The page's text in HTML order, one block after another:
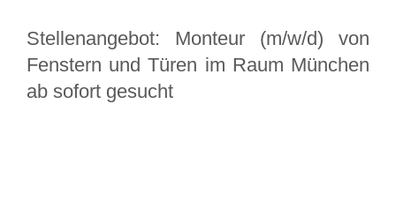
Stellenangebot: Monteur (m/w/d) von
Fenstern und Türen im Raum München
ab sofort gesucht